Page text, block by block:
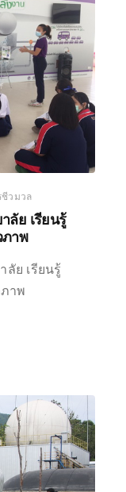
วมวล
ลัย เรียนรู้
าพ
ลัย เรียนรู้
าพ